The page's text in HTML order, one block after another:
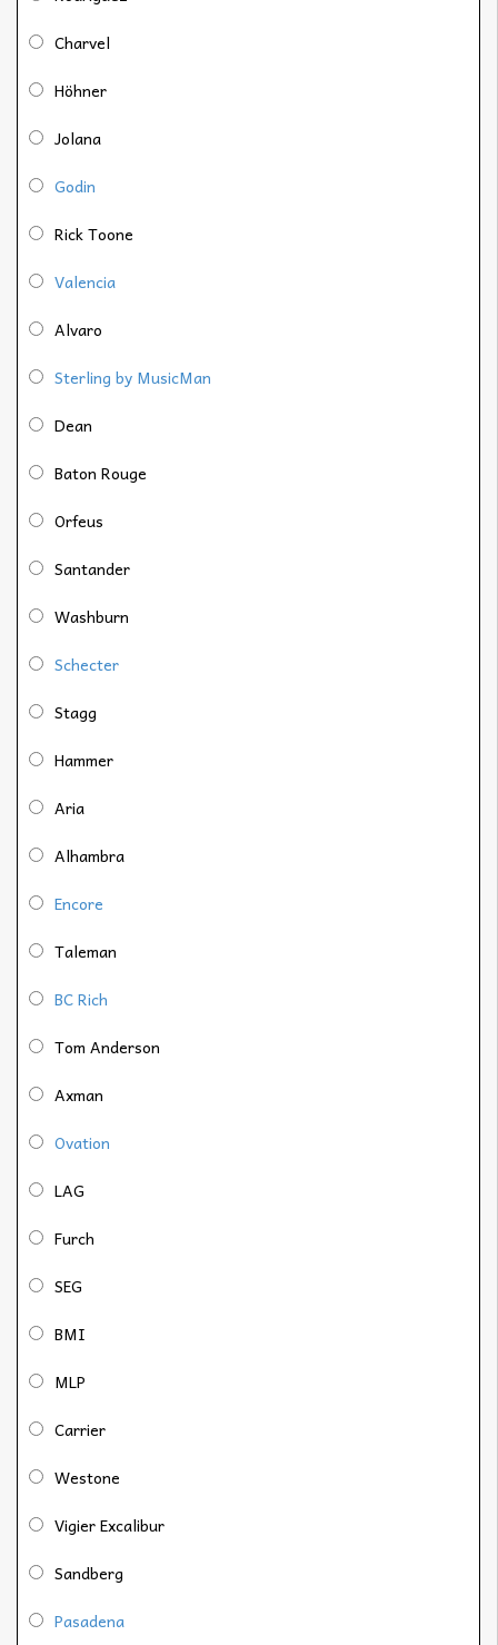
Charvel
Höhner
Jolana
Godin
Rick Toone
Valencia
Alvaro
Sterling by MusicMan
Dean
Baton Rouge
Orfeus
Santander
Washburn
Schecter
Stagg
Hammer
Aria
Alhambra
Encore
Taleman
BC Rich
Tom Anderson
Axman
Ovation
LAG
Furch
SEG
BMI
MLP
Carrier
Westone
Vigier Excalibur
Sandberg
Pasadena